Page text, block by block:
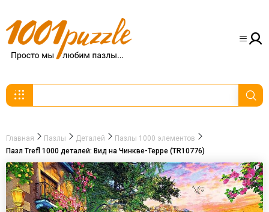
Главная Пазлы Деталей
Пазлы 1000 элементов
Пазл Trefl 1000 деталей: Вид на Чинкве-Терре (TR10776)